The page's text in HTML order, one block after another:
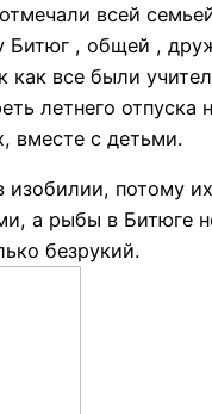
всей
Битюг , общей ,
как все были
летнего отпуска
вместе с детьми.
изобилии, потому
а рыбы в Битюге
безрукий.